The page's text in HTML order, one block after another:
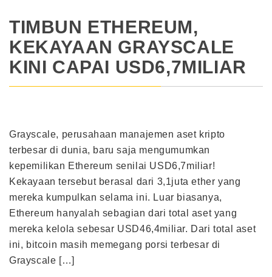
TIMBUN ETHEREUM,
KEKAYAAN GRAYSCALE
KINI CAPAI USD6,7MILIAR
Grayscale, perusahaan manajemen aset kripto
terbesar di dunia, baru saja mengumumkan
kepemilikan Ethereum senilai USD6,7miliar!
Kekayaan tersebut berasal dari 3,1juta ether yang
mereka kumpulkan selama ini. Luar biasanya,
Ethereum hanyalah sebagian dari total aset yang
mereka kelola sebesar USD46,4miliar. Dari total aset
ini, bitcoin masih memegang porsi terbesar di
Grayscale […]